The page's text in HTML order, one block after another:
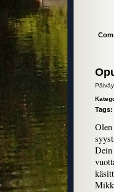
Tags:
Dein